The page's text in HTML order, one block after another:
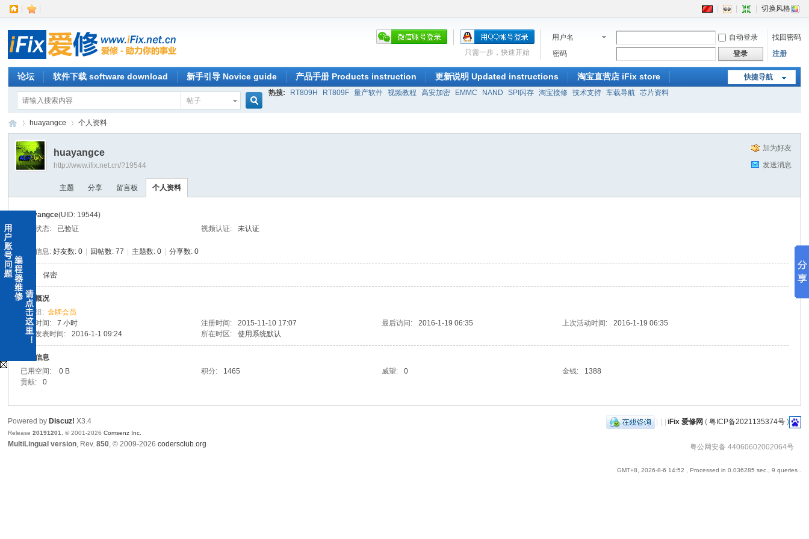
切换风格
用户名 自动登录
找回密码
密码
登录 注册
只需一步，快速开始
快捷导航
论坛 软件下载 software download 新手引导 Novice guide 产品手册 Products instruction 更新说明 Updated instructions 淘宝直营店 iFix store
帖子
热搜: RT809H RT809F 量产软件 视频教程 高安加密 EMMC NAND SPI闪存 淘宝接修 技术支持 车载导航 芯片资料
›
huayangce 个人资料
加为好友
发送消息
huayangce
http://www.ifix.net.cn/?19544
主题 分享 留言板 个人资料
huayangce(UID: 19544)
邮箱状态:
已验证 视频认证: 未认证
统计信息: 好友数: 0 回帖数: 77 主题数: 0 分享数: 0
性别: 保密
活跃概况
用户组:金牌会员
在线时间:
7 小时 注册时间: 2015-11-10 17:07 最后访问: 2016-1-19 06:35 上次活动时间:
2016-1-19 06:35
上次发表时间:
2016-1-1 09:24 所在时区: 使用系统默认
统计信息
已用空间:
0 B 积分: 1465 威望: 0 金钱:
1388
贡献:
0
| | | iFix 爱修网 ( 粤ICP备2021135374号)
粤公网安备 44060602002064号
GMT+8, 2026-8-6 14:52 , Processed in 0.036285 sec., 9 queries .
Powered by Discuz! X3.4
Release20191201 , © 2001-2026Comsenz Inc.
MultiLingual version, Rev.850, © 2009-2026codersclub.org